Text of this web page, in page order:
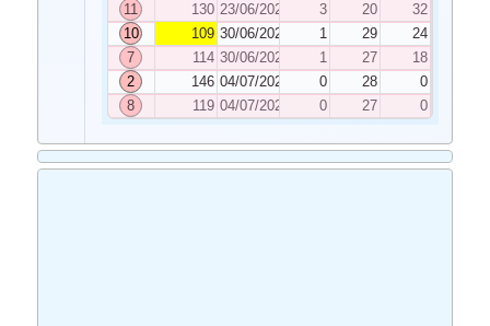
11
130 23/06/2023 3 20
32
10
109 30/06/2023 1 29
24
7
114 30/06/2023 1 27
18
2
146 04/07/2023 0 28
0
8
119 04/07/2023 0 27 0